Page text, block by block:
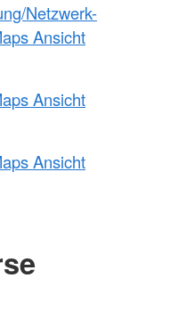
Netzwerk-
Ansicht
Ansicht
Ansicht